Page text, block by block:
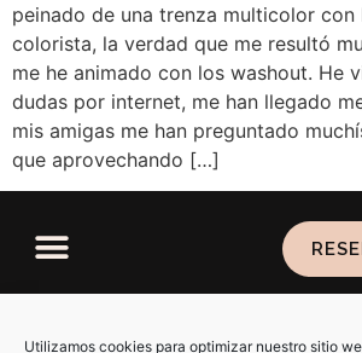
Utilizamos cookies para optimizar nuestro sitio
peinado de una trenza multicolor con
colorista, la verdad que me resultó
me he animado con los washout. He
dudas por internet, me han llegado
mis amigas me han preguntado
que aprovechando […]
cookies